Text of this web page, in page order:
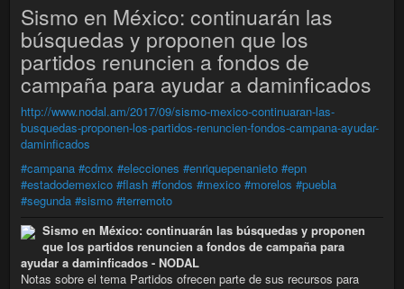
Sismo en México: continuarán las
búsquedas y proponen que los
partidos renuncien a fondos de
campaña para ayudar a daminficados
http://www.nodal.am/2017/09/sismo-mexico-continuaran-las-
busquedas-proponen-los-partidos-renuncien-fondos-campana-ayudar-
daminficados
#campana #cdmx #elecciones #enriquepenanieto #epn
#estadodemexico #flash #fondos #mexico #morelos #puebla
#segunda #sismo #terremoto
Sismo en México: continuarán las búsquedas y proponen
que los partidos renuncien a fondos de campaña para
ayudar a daminficados - NODAL
Notas sobre el tema Partidos ofrecen parte de sus recursos para